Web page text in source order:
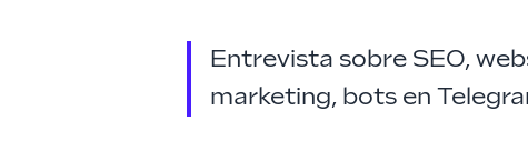
Entrevista sobre SEO,
marketing, bots en